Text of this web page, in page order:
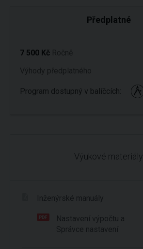
Předplatné
7 500 Kč
Program dostupný v balíčcích:
Výukové materiály
Inženýrské manuály
Nastavení výpočtu a
Správce nastavení